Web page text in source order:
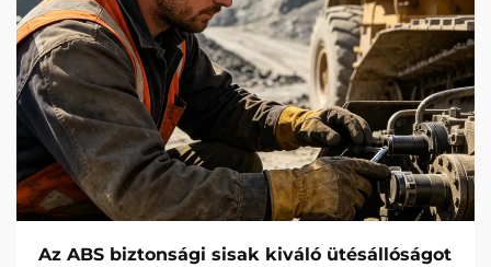
Az ABS biztonsági sisak kiváló ütésállóságot